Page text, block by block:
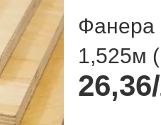
1,525м (
26,36/